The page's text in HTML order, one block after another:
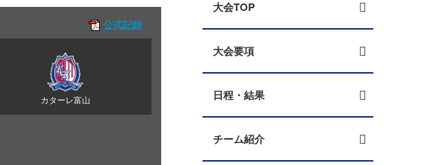
公式記録
カターレ富山
大会TOP
大会要項
日程・結果
チーム紹介